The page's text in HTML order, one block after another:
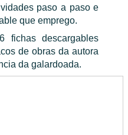
paso a paso e
que emprego.
fichas descargables
de obras da autora
da galardoada.